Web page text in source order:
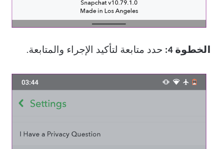
الخطوة 4: حدد متابعة لتأكيد الإجراء والمتابعة.